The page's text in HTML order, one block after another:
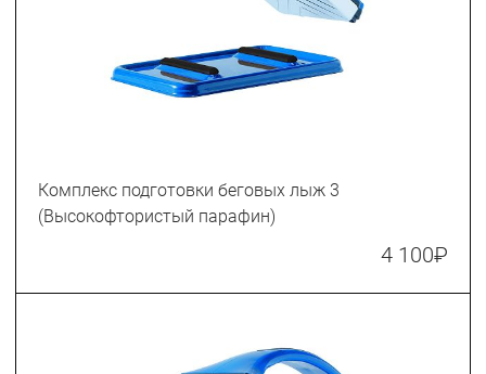
Комплекс подготовки беговых лыж 3
(Высокофтористый парафин)
4 100₽